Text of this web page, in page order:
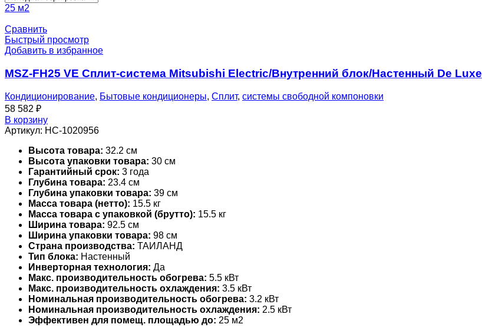
25 м2
Сравнить
Быстрый просмотр
Добавить в избранное
MSZ-FH25 VE Сплит-система Mitsubishi Electric/Внутренний блок/Настенный De Luxe
Кондиционирование, Бытовые кондиционеры, Сплит, системы свободной компоновки
58 582 ₽
В корзину
Артикул: НС-1020956
Высота товара: 32.2 см
Высота упаковки товара: 30 см
Гарантийный срок: 3 года
Глубина товара: 23.4 см
Глубина упаковки товара: 39 см
Масса товара (нетто): 15.5 кг
Масса товара с упаковкой (брутто): 15.5 кг
Ширина товара: 92.5 см
Ширина упаковки товара: 98 см
Страна производства: ТАИЛАНД
Тип блока: Настенный
Инверторная технология: Да
Макс. производительность обогрева: 5.5 кВт
Макс. производительность охлаждения: 3.5 кВт
Номинальная производительность обогрева: 3.2 кВт
Номинальная производительность охлаждения: 2.5 кВт
Эффективен для помещ. площадью до: 25 м2